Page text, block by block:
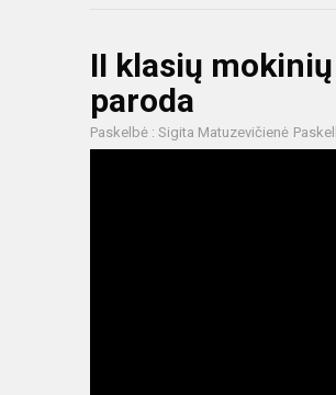
II klasių
paroda
Paskelbė : Sigita Matuzevičienė